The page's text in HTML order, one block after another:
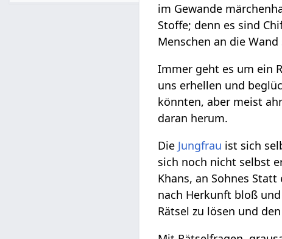
im Gewande
Stoffe; denn es sind
Menschen an die
Immer geht es um ein
uns erhellen und
könnten, aber meist
daran herum.
Die Jungfrau ist sich
sich noch nicht selbst
Khans, an Sohnes
nach Herkunft bloß
Rätsel zu lösen und